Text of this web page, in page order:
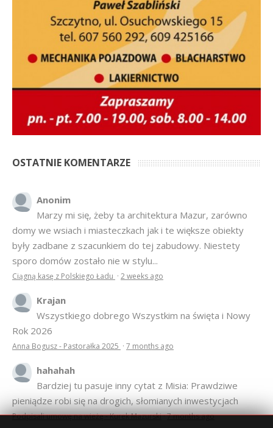
OSTATNIE KOMENTARZE
Anonim
Marzy mi się, żeby ta architektura Mazur, zarówno
domy we wsiach i miasteczkach jak i te większe obiekty
były zadbane z szacunkiem do tej zabudowy. Niestety
sporo domów zostało nie w stylu...
Ciągną kasę z Polskiego Ładu · 2 weeks ago
Krajan
Wszystkiego dobrego Wszystkim na święta i Nowy
Rok 2026
Anna Bogusz - Pastorałka 2025 · 7 months ago
hahahah
Bardziej tu pasuje inny cytat z Misia: Prawdziwe
pieniądze robi się na drogich, słomianych inwestycjach
Podpisali umowę na wieżę - Kurek Mazurski·7 months ago